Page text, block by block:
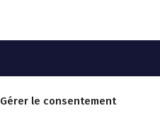
Gérer le consentement